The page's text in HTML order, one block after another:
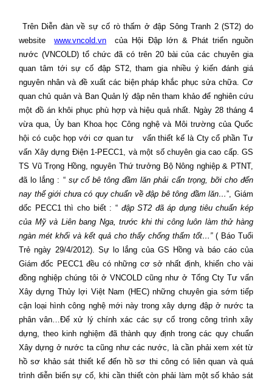
Trên Diễn đàn về sự cố rò thấm ở đập Sông Tranh 2 (ST2) do
website
www.vncold.vn
của Hội Đập lớn & Phát triển nguồn
nước (VNCOLD) tổ chức đã có trên 20 bài của các chuyên gia
quan tâm tới sự cố đập ST2, tham gia nhiều ý kiến đánh giá
nguyên nhân và đề xuất các biện pháp khắc phục sửa chữa. Cơ
quan chủ quản và Ban Quản lý đập nên tham khảo để nghiên cứu
một đồ án khôi phục phù hợp và hiệu quả nhất. Ngày 28 tháng 4
vừa qua, Ủy ban Khoa học Công nghệ và Môi trường của Quốc
hội có cuộc họp với cơ quan tư
vấn thiết kế là Cty cổ phần Tư
vấn Xây dựng Điện 1-PECC1, và một số chuyên gia cao cấp. GS
TS Vũ Trọng Hồng, nguyên Thứ trưởng Bộ Nông nghiệp & PTNT,
đã lo lắng : “ sự cố bê tông đầm lăn phải cẩn trọng, bỡi cho đến
nay thế giới chưa có quy chuẩn về đập bê tông đầm lăn…”, Giám
dốc PECC1 thì cho biết : “ đập ST2 đã áp dụng tiêu chuẩn kép
của Mỹ và Liên bang Nga, trước khi thi công luôn làm thử hàng
ngàn mét khối và kết quả cho thấy chống thấm tốt…”( Báo Tuổi
Trẻ ngày 29/4/2012). Sự lo lắng của GS Hồng và báo cáo của
Giám đốc PECC1 đều có những cơ sở nhất định, khiến cho vài
đồng nghiệp chúng tôi ở VNCOLD cũng như ở Tổng Cty Tư vấn
Xây dựng Thủy lợi Việt Nam (HEC) những chuyên gia sớm tiếp
cận loại hình công nghệ mới này trong xây dựng đập ở nước ta
phân vân…Để xử lý chính xác các sự cố trong công trình xây
dựng, theo kinh nghiệm đã thành quy định trong các quy chuẩn
Xây dựng ở nước ta cũng như các nước, là cần phải xem xét từ
hồ sơ khảo sát thiết kế đến hồ sơ thi công có liên quan và quá
trình diễn biến sự cố, khi cần thiết còn phải làm một số khảo sát